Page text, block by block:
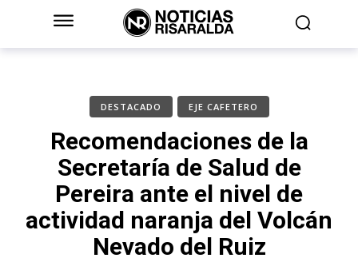
DESTACADO EJE CAFETERO
Recomendaciones de la
Secretaría de Salud de
Pereira ante el nivel de
actividad naranja del Volcán
Nevado del Ruiz